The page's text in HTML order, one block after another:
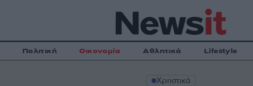
Πολιτική Οικονομία Αθλητικά Lifestyle
Χρηστικά